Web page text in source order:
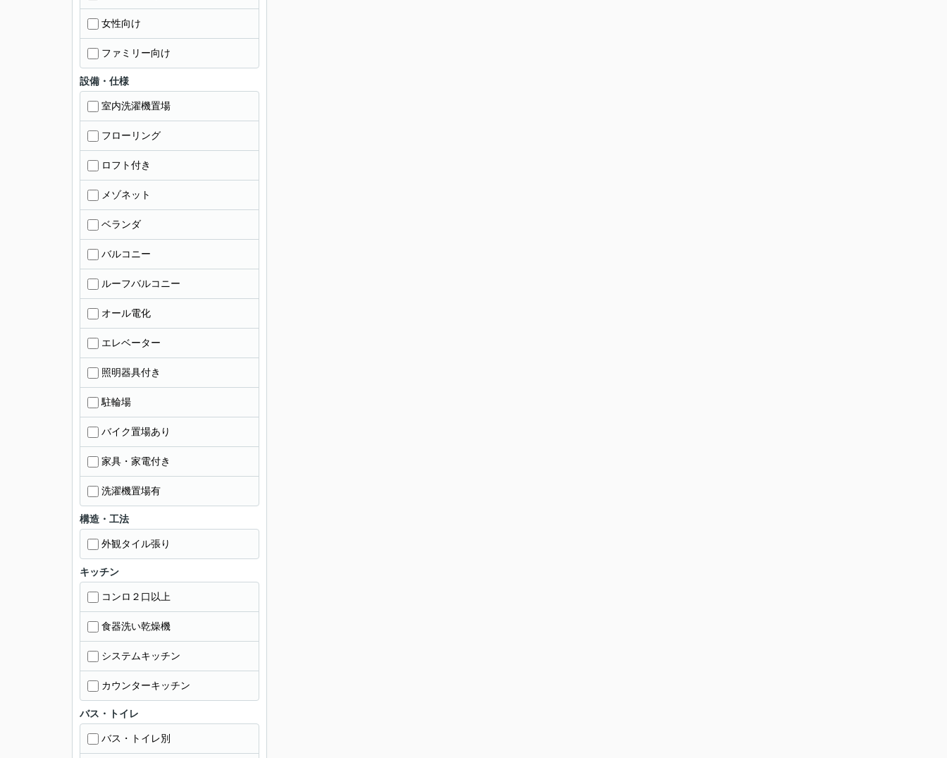
女性向け
ファミリー向け
設備・仕様
室内洗濯機置場
フローリング
ロフト付き
メゾネット
ベランダ
バルコニー
ルーフバルコニー
オール電化
エレベーター
照明器具付き
駐輪場
バイク置場あり
家具・家電付き
洗濯機置場有
構造・工法
外観タイル張り
キッチン
コンロ２口以上
食器洗い乾燥機
システムキッチン
カウンターキッチン
バス・トイレ
バス・トイレ別